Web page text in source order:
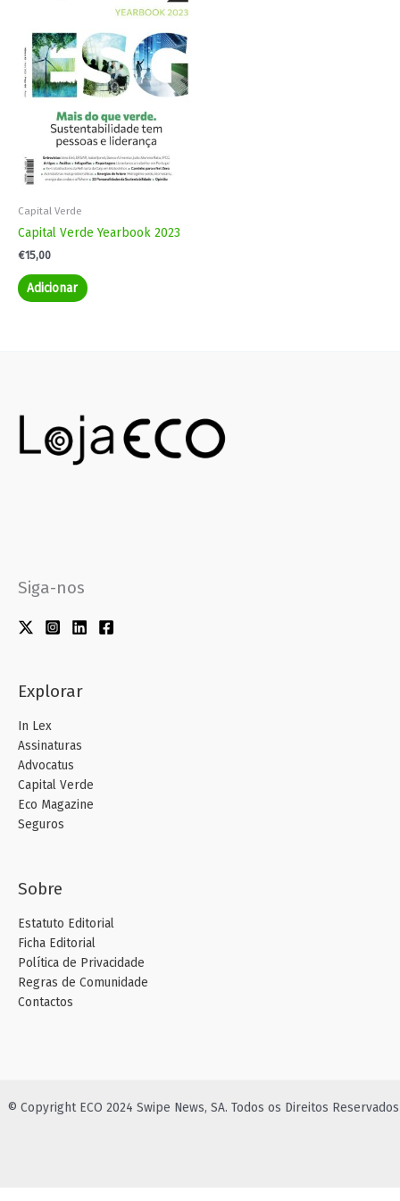
Capital Verde
Capital Verde Yearbook 2023
€15,00
Adicionar
Siga-nos
Explorar
In Lex
Assinaturas
Advocatus
Capital Verde
Eco Magazine
Seguros
Sobre
Estatuto Editorial
Ficha Editorial
Política de Privacidade
Regras de Comunidade
Contactos
© Copyright ECO 2024 Swipe News, SA. Todos os Direitos Reservados